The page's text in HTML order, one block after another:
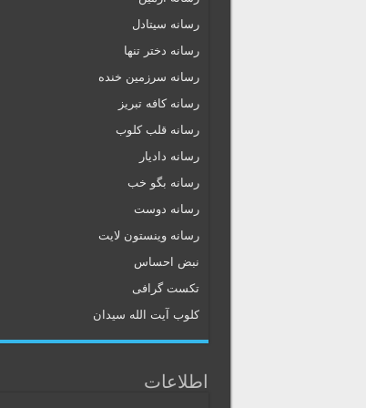
رسانه سیتادل
رسانه دختر تنها
رسانه سرزمین خنده
رسانه کافه تبریز
رسانه قلب کلوب
رسانه دادیار
رسانه بگو خب
رسانه دوست
رسانه وینستون لایت
نبض احساس
تکست گرافی
کلوب آیت الله سیدان
اطلاعات